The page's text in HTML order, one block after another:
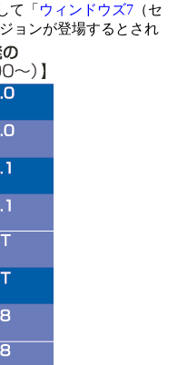
て「 ウィンドウズ7 （セ
ョンが登場するとされ